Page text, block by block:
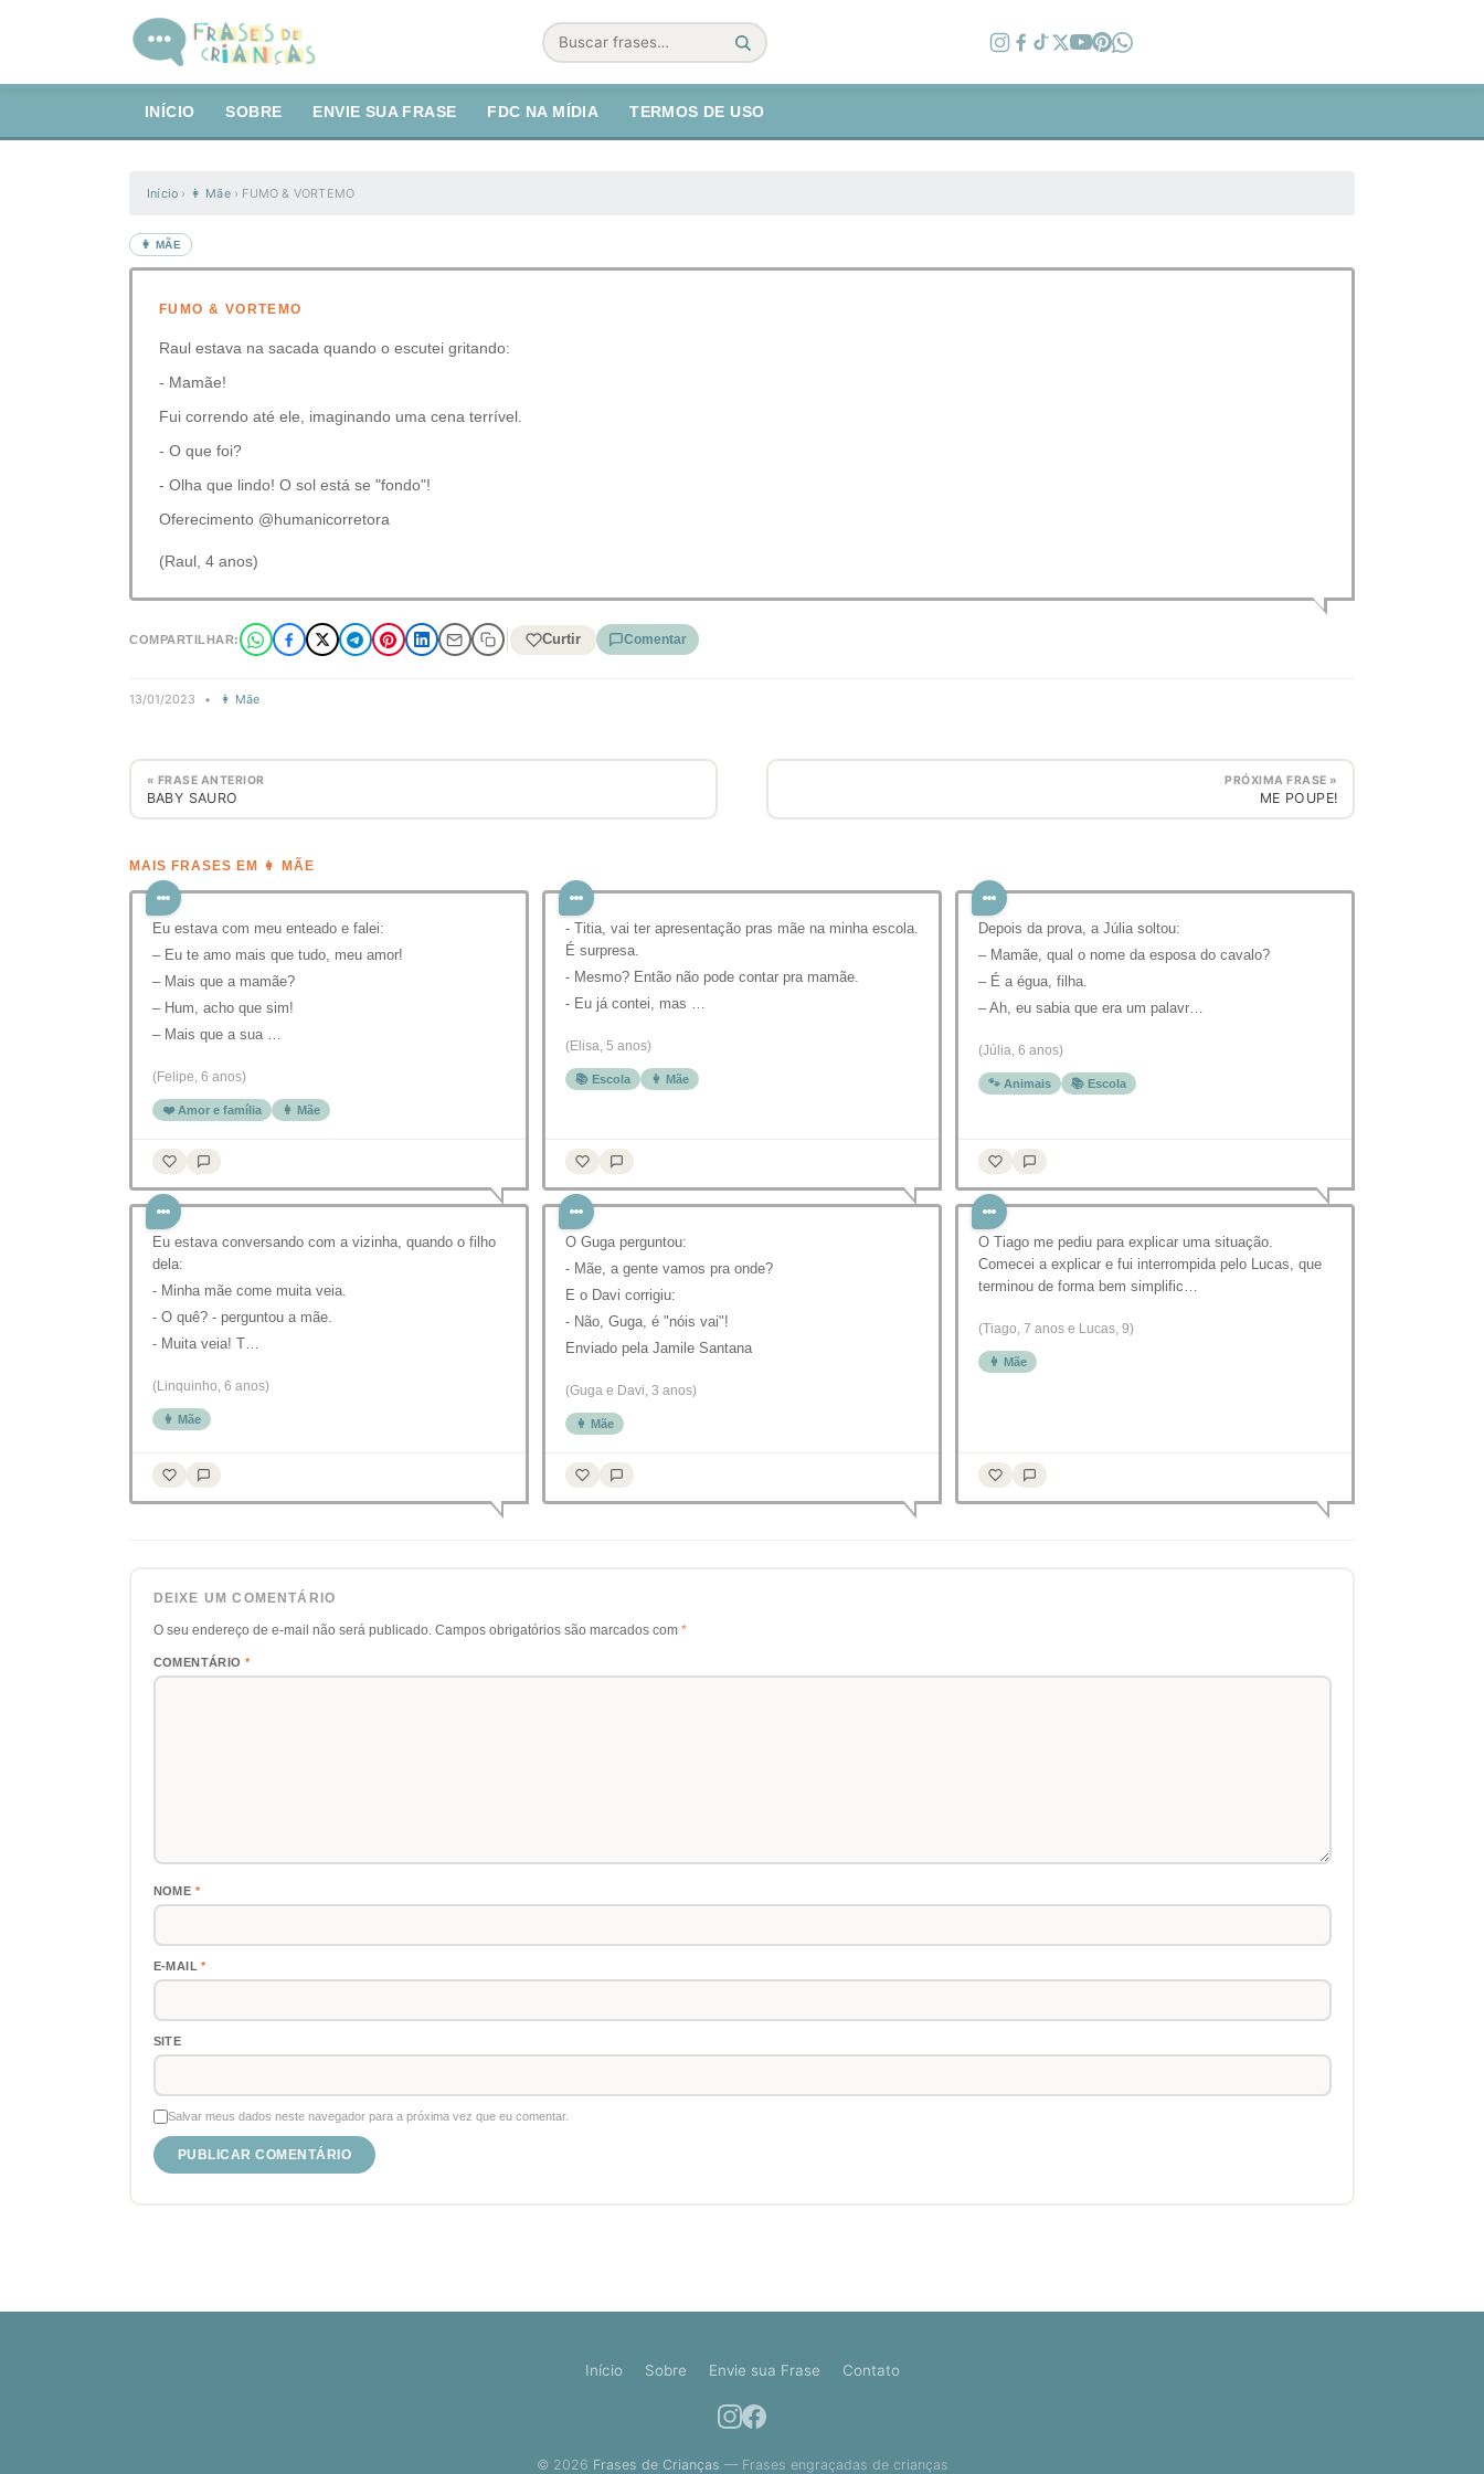
Buscar
INÍCIO SOBRE ENVIE SUA FRASE FDC NA MÍDIA TERMOS DE USO
Início › 👩 Mãe › FUMO & VORTEMO
👩 MÃE
FUMO & VORTEMO
Raul estava na sacada quando o escutei gritando:
- Mamãe!
Fui correndo até ele, imaginando uma cena terrível.
- O que foi?
- Olha que lindo! O sol está se "fondo"!
Oferecimento @humanicorretora
(Raul, 4 anos)
COMPARTILHAR: Curtir Comentar
13/01/2023 • 👩 Mãe
« FRASE ANTERIOR
BABY SAURO
PRÓXIMA FRASE »
ME POUPE!
MAIS FRASES EM 👩 MÃE
Eu estava com meu enteado e falei:
– Eu te amo mais que tudo, meu amor!
– Mais que a mamãe?
– Hum, acho que sim!
– Mais que a sua …
(Felipe, 6 anos)
❤️ Amor e família 👩 Mãe
- Titia, vai ter apresentação pras mãe na minha escola.
É surpresa.
- Mesmo? Então não pode contar pra mamãe.
- Eu já contei, mas …
(Elisa, 5 anos)
📚 Escola 👩 Mãe
⁣⁣⁣⁣Depois da prova, a Júlia soltou:
– Mamãe, qual o nome da esposa do cavalo?
– É a égua, filha.
– Ah, eu sabia que era um palavr…
(Júlia, 6 anos)
🐾 Animais 📚 Escola
Eu estava conversando com a vizinha, quando o filho
dela:
- Minha mãe come muita veia.
- O quê? - perguntou a mãe.
- Muita veia! T…
(Linquinho, 6 anos)
👩 Mãe
O Guga perguntou:
- Mãe, a gente vamos pra onde?
E o Davi corrigiu:
- Não, Guga, é "nóis vai"!
Enviado pela Jamile Santana
(Guga e Davi, 3 anos)
👩 Mãe
O Tiago me pediu para explicar uma situação.
Comecei a explicar e fui interrompida pelo Lucas, que
terminou de forma bem simplific…
(Tiago, 7 anos e Lucas, 9)
👩 Mãe
DEIXE UM COMENTÁRIO
O seu endereço de e-mail não será publicado. Campos obrigatórios são marcados com *
COMENTÁRIO *
NOME *
E-MAIL*
SITE
Salvar meus dados neste navegador para a próxima vez que eu comentar.
Início Sobre Envie sua Frase Contato
© 2026 Frases de Crianças — Frases engraçadas de crianças